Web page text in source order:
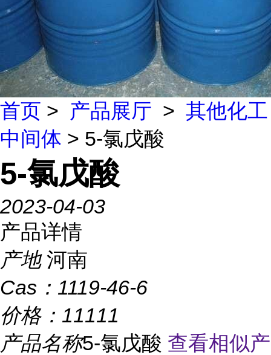
首页 > 产品展厅 > 其他化工
中间体 > 5-氯戊酸
5-氯戊酸
2023-04-03
产品详情
产地 河南
Cas： 1119-46-6
价格： 11111
产品名称5-氯戊酸 查看相似产